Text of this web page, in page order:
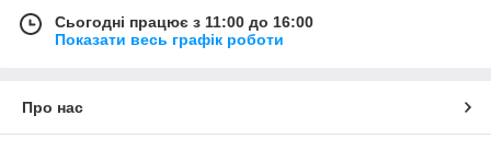
Сьогодні працює з 11:00 до 16:00
Показати весь графік роботи
Про нас